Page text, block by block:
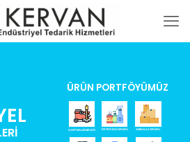
ÜRÜN PORTFÖYÜMÜZ
DETERJAN GRUBU AMBALAJ GRUBU
SARF MALZEMELER